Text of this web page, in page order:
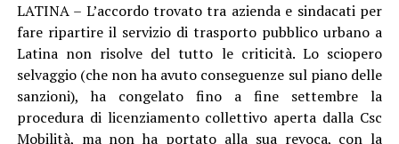
Anche Ambrosino come altri suoi colleghi si è dovuto
rivolgere al Prefetto di Latina, e ha avuto “interlocuzioni
serrate” con l’Amministratore Delegato e il Presidente di
Acqualatina, oltre che con i vari funzionari e tecnici
coinvolti. “Dopo aver compreso la gravità della
situazione, tutti si sono attivati per intervenire sulle
LATINA – L’accordo trovato tra azienda e sindacati per
fare ripartire il servizio di trasporto pubblico urbano a
Latina non risolve del tutto le criticità. Lo sciopero
selvaggio (che non ha avuto conseguenze sul piano delle
sanzioni), ha congelato fino a fine settembre la
procedura di licenziamento collettivo aperta dalla Csc
Mobilità, ma non ha portato alla sua revoca, con la